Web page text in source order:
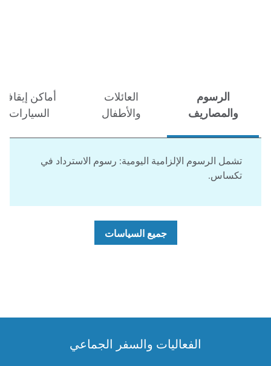
الرسوم
والمصاريف
العائلات
والأطفال
أماكن إيقاف
السيارات
تشمل الرسوم الإلزامية اليومية: رسوم الاسترداد في
تكساس.
جميع السياسات
الفعاليات والسفر الجماعي